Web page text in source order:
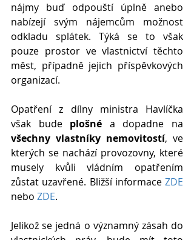
nájmy buď odpouští úplně anebo
nabízejí svým nájemcům možnost
odkladu splátek. Týká se to však
pouze prostor ve vlastnictví těchto
měst, případně jejich příspěvkových
organizací.
Opatření z dílny ministra Havlíčka
však bude plošné
všechny vlastníky nemovitostí, ve
kterých se nachází provozovny, které
musely kvůli vládním opatřením
zůstat uzavřené. Bližší informace ZDE
nebo ZDE.
Jelikož se jedná o významný zásah do